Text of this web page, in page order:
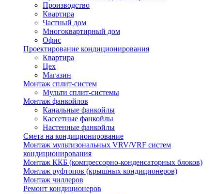
Производство
Квартира
Частный дом
Многоквартирный дом
Офис
Проектирование кондиционирования
Квартира
Цех
Магазин
Монтаж сплит-систем
Мульти сплит-системы
Монтаж фанкойлов
Канальные фанкойлы
Кассетные фанкойлы
Настенные фанкойлы
Смета на кондиционирование
Монтаж мультизональных VRV/VRF систем
кондиционирования
Монтаж ККБ (компрессорно-конденсаторных блоков)
Монтаж руфтопов (крышных кондиционеров)
Монтаж чиллеров
Ремонт кондиционеров